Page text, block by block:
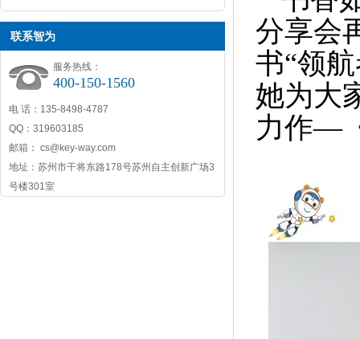
联系智为
服务热线：
400-150-1560
电 话：135-8498-4787
QQ：319603185
邮箱： cs@key-way.com
地址：苏州市干将东路178号苏州自主创新广场3
号楼301室
分享会
书“领
她为大
力作—